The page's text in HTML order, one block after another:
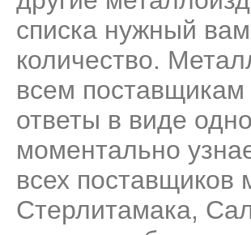
списка нужный
количество.
всем
ответы в виде
моментально
всех
Стерлитамака,